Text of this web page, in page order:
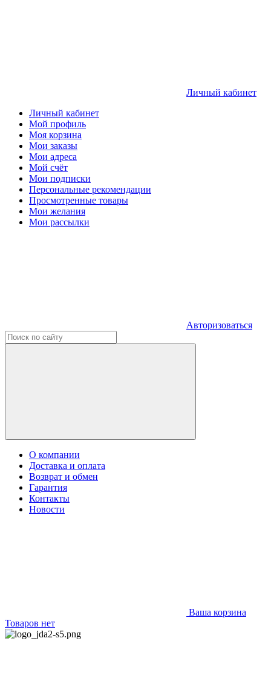
Личный кабинет
Личный кабинет
Мой профиль
Моя корзина
Мои заказы
Мои адреса
Мой счёт
Мои подписки
Персональные рекомендации
Просмотренные товары
Мои желания
Мои рассылки
Авторизоваться
О компании
Доставка и оплата
Возврат и обмен
Гарантия
Контакты
Новости
Ваша корзина
Товаров нет